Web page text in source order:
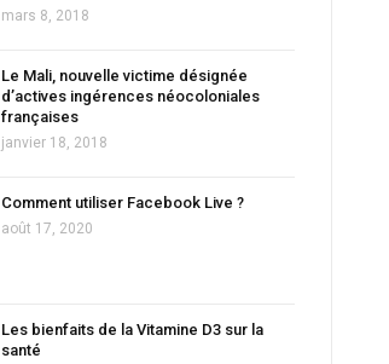
mars 8, 2018
Le Mali, nouvelle victime désignée
d’actives ingérences néocoloniales
françaises
janvier 18, 2018
Comment utiliser Facebook Live ?
août 17, 2020
Les bienfaits de la Vitamine D3 sur la
santé